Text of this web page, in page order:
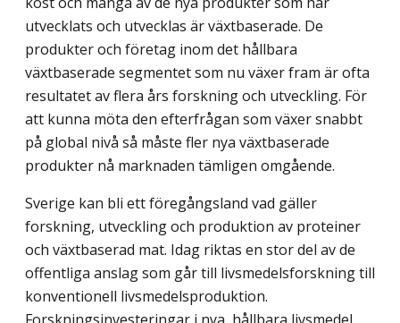
utvecklats och utvecklas är växtbaserade. De
produkter och företag inom det hållbara
växtbaserade segmentet som nu växer fram är ofta
resultatet av flera års forskning och utveckling. För
att kunna möta den efterfrågan som växer snabbt
på global nivå så måste fler nya växtbaserade
produkter nå marknaden tämligen omgående.
Sverige kan bli ett föregångsland vad gäller
forskning, utveckling och produktion av proteiner
och växtbaserad mat. Idag riktas en stor del av de
offentliga anslag som går till livsmedelsforskning till
konventionell livsmedelsproduktion.